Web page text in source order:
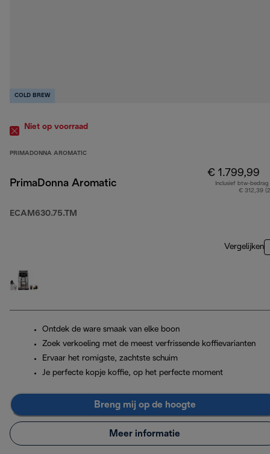
COLD BREW
Niet op voorraad
PRIMADONNA AROMATIC
PrimaDonna Aromatic
ECAM630.75.TM
€ 1.799,99
Inclusief btw-bedrag
€ 312,39
Vergelijken
Ontdek de ware smaak van elke boon
Zoek verkoeling met de meest verfrissende koffievarianten
Ervaar het romigste, zachtste schuim
Je perfecte kopje koffie, op het perfecte moment
Breng mij op de hoogte
Meer informatie